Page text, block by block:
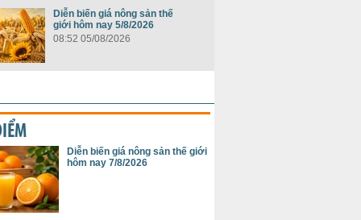
Diễn biến giá nông sản thế
giới hôm nay 5/8/2026
08:52 05/08/2026
Diễn biến giá nông sản thế giới
hôm nay 7/8/2026